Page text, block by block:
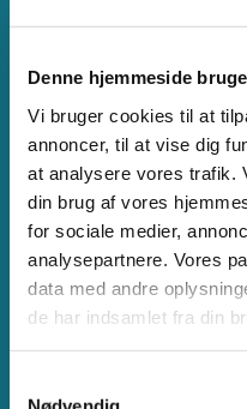
Denne hjemmeside
Vi bruger cookies til at
annoncer, til at vise dig
at analysere vores trafik.
din brug af vores
for sociale medier,
analysepartnere. Vores
data med andre
de har indsamlet fra din